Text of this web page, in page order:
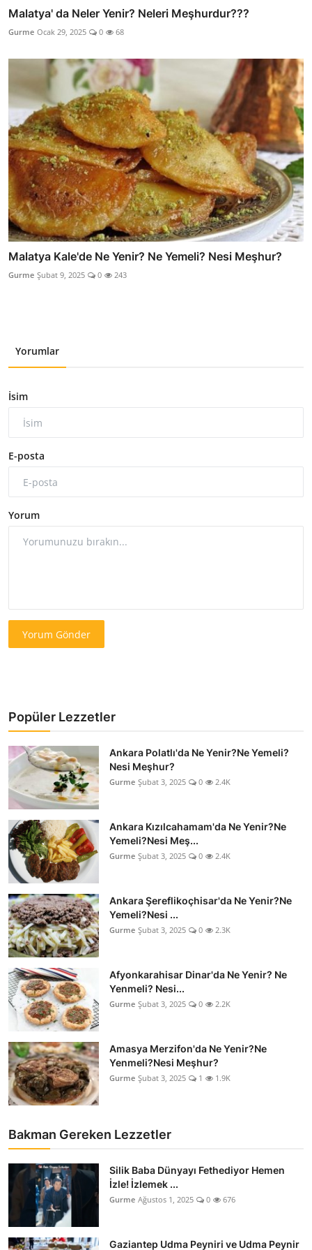
Malatya' da Neler Yenir? Neleri Meşhurdur???
Gurme Ocak 29, 2025 0 68
Malatya Kale'de Ne Yenir? Ne Yemeli? Nesi Meşhur?
Gurme Şubat 9, 2025 0 243
Yorumlar
İsim
E-posta
Yorum
Yorum Gönder
Popüler Lezzetler
Ankara Polatlı'da Ne Yenir?Ne Yemeli?
Nesi Meşhur?
Gurme Şubat 3, 2025 0 2.4K
Ankara Kızılcahamam'da Ne Yenir?Ne
Yemeli?Nesi Meş...
Gurme Şubat 3, 2025 0 2.4K
Ankara Şereflikoçhisar'da Ne Yenir?Ne
Yemeli?Nesi ...
Gurme Şubat 3, 2025 0 2.3K
Afyonkarahisar Dinar'da Ne Yenir? Ne
Yenmeli? Nesi...
Gurme Şubat 3, 2025 0 2.2K
Amasya Merzifon'da Ne Yenir?Ne
Yenmeli?Nesi Meşhur?
Gurme Şubat 3, 2025 1 1.9K
Bakman Gereken Lezzetler
Silik Baba Dünyayı Fethediyor Hemen
İzle! İzlemek ...
Gurme Ağustos 1, 2025 0 676
Gaziantep Udma Peyniri ve Udma Peynir